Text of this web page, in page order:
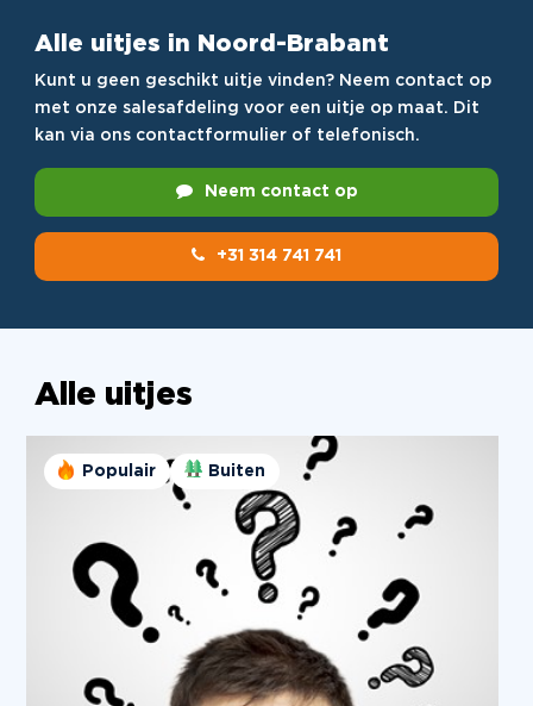
Alle uitjes in Noord-Brabant
Kunt u geen geschikt uitje vinden? Neem contact op
met onze salesafdeling voor een uitje op maat. Dit
kan via ons contactformulier of telefonisch.
Neem contact op
+31 314 741 741
Alle uitjes
Populair Buiten